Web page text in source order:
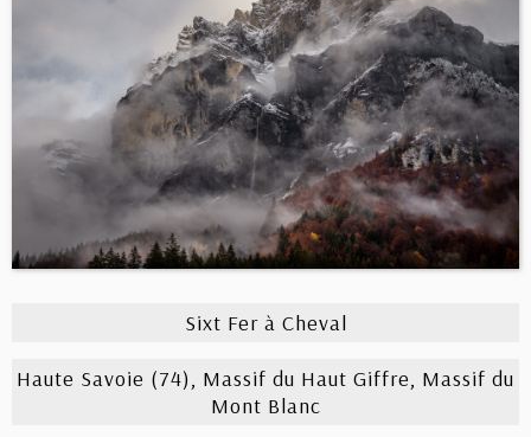
Sixt Fer à Cheval
Haute Savoie (74), Massif du Haut Giffre, Massif du
Mont Blanc